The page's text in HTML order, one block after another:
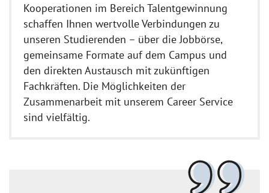
Kooperationen im Bereich Talentgewinnung
schaffen Ihnen wertvolle Verbindungen zu
unseren Studierenden – über die Jobbörse,
gemeinsame Formate auf dem Campus und
den direkten Austausch mit zukünftigen
Fachkräften. Die Möglichkeiten der
Zusammenarbeit mit unserem Career Service
sind vielfältig.